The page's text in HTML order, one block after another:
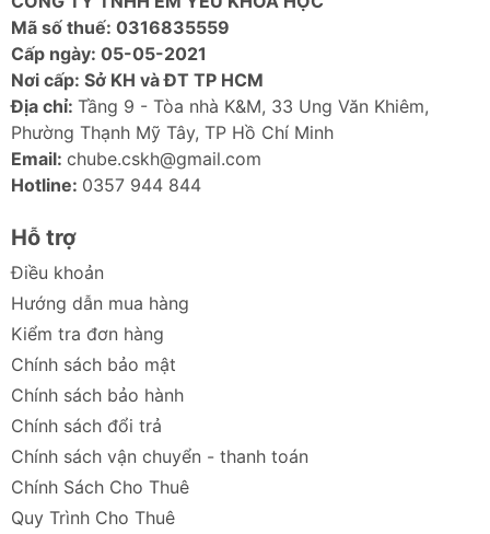
Mã số thuế: 0316835559
Cấp ngày: 05-05-2021
Nơi cấp: Sở KH và ĐT TP HCM
Địa chỉ: Tầng 9 - Tòa nhà K&M, 33 Ung Văn Khiêm,
Phường Thạnh Mỹ Tây, TP Hồ Chí Minh
Email: chube.cskh@gmail.com
Hotline: 0357 944 844
Hỗ trợ
Điều khoản
Hướng dẫn mua hàng
Kiểm tra đơn hàng
Chính sách bảo mật
Chính sách bảo hành
Chính sách đổi trả
Chính sách vận chuyển - thanh toán
Chính Sách Cho Thuê
Quy Trình Cho Thuê